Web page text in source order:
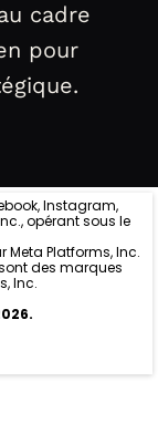
cadre
pour
Instagram,
opérant sous le
Meta Platforms, Inc.
des marques
Inc.